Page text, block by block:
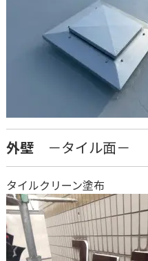
外壁 －タイル面－
タイルクリーン塗布